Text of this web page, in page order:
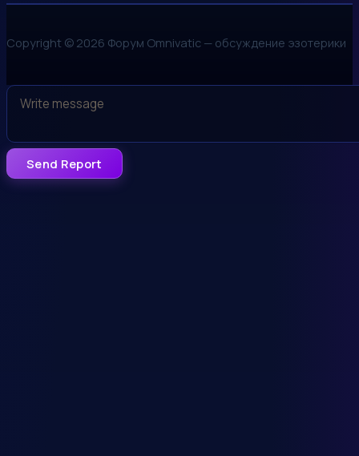
Copyright © 2026 Форум Omnivatic — обсуждение эзотерики